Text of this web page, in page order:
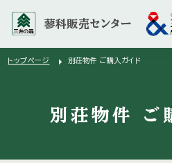
蓼科販売センター
トップページ arrow_right 別荘物件 ご購入ガイド
別荘物件 ご